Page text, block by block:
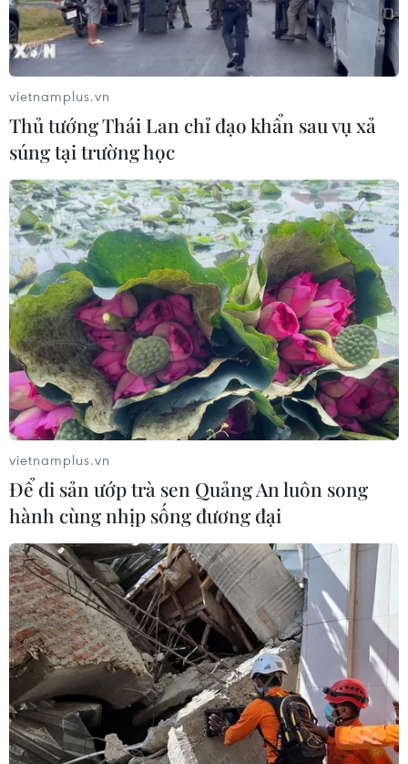
Hàn Quốc đầu tư hơn 500 triệu USD để
tích hợp AI vào mọi lĩnh vực của xã hội
05/04/2024 03:01
Theo một nghiên cứu, việc tích hợp thành công AI trên
nhiều lĩnh vực khác nhau bao gồm cả sản xuất và dịch
vụ có thể tạo ra lợi ích kinh tế hằng năm lên tới 310.000
tỷ won vào năm 2026.
vietnamplus.vn
Thủ tướng Thái Lan chỉ đạo khẩn sau vụ xả
súng tại trường học
vietnamplus.vn
Để di sản ướp trà sen Quảng An luôn song
hành cùng nhịp sống đương đại